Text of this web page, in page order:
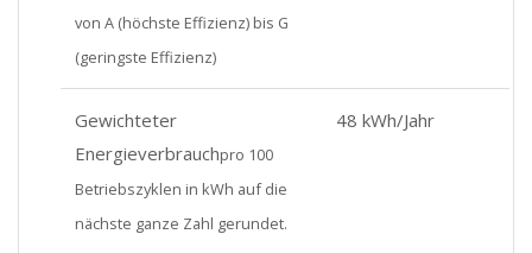
von A (höchste Effizienz) bis G
(geringste Effizienz)
Gewichteter
Energieverbrauchpro 100
Betriebszyklen in kWh auf die
nächste ganze Zahl gerundet.
48 kWh/Jahr